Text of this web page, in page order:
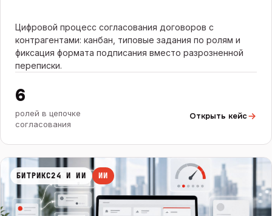
Цифровой процесс согласования договоров с
контрагентами: канбан, типовые задания по ролям и
фиксация формата подписания вместо разрозненной
переписки.
6
ролей в цепочке
согласования
Открыть кейс
БИТРИКС24 И ИИ ИИ